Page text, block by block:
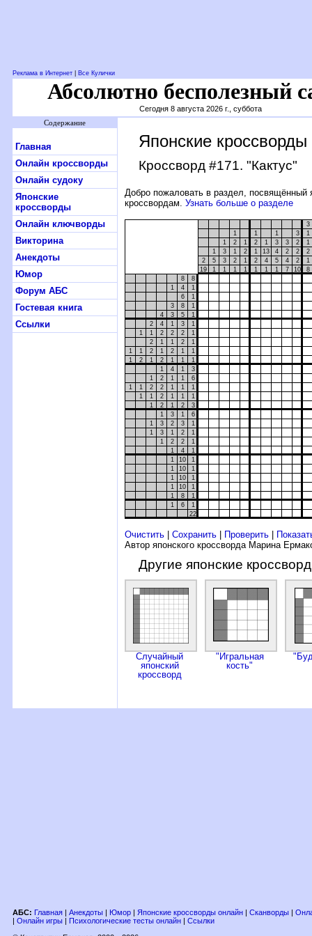
Реклама в Интернет Все Кулички
Абсолютно бесполезный
Сегодня 8 августа 2026 г., суббота
Содержание
Главная
Онлайн кроссворды
Онлайн судоку
Японские
кроссворды
Онлайн ключворды
Викторина
Анекдоты
Юмор
Форум АБС
Гостевая книга
Ссылки
Японские
Кроссворд #171. "Кактус"
Добро пожаловать в раздел, посвящённый
кроссвордам. Узнать больше о разделе
3
1
1 1 3
1
1
2 1 2 1 3 3 2
1
1
3 1 2 1 13 4 2 2
2
2
5 3 2 1 2 4 5 4 2
1
19
1 1 1 1 1 1 1 7 10
8
8
8
1
4
1
6
1
3
8
1
4
3 5
1
2
4 1 3
1
1
1 2 2 2
1
2
1 1 2
1
1
1 2 1 2 1
1
1
2 1 2 1 1
1
1
4 1
3
1
2 1 1
6
1
1 2 2 1 1
1
1
1 2 1 1
1
1
2 1 2
3
1
3 1
6
1
3 2 3
1
1
3 1 2
1
1
2 2
1
1
4
1
1
10
1
1
10
1
1
10
1
1
10
1
1
8
1
1
6
1
22
Очистить Сохранить Проверить
Автор японского кроссворда Марина
Другие японские
Случайный
японский
кроссворд
"Игральная
кость"
АБС: Главная | Анекдоты | Юмор | Японские кроссворды онлайн | Сканворды |
| Онлайн игры | Психологические тесты онлайн | Ссылки